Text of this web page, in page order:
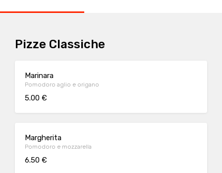
Pizze Classiche
Marinara
Pomodoro aglio e origano
5.00 €
Margherita
Pomodoro e mozzarella
6.50 €